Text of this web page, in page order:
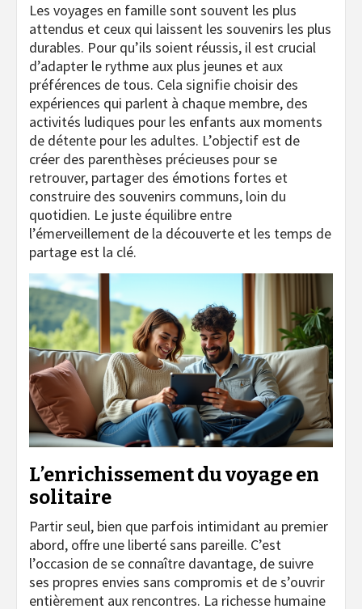
Les voyages en famille sont souvent les plus
attendus et ceux qui laissent les souvenirs les plus
durables. Pour qu’ils soient réussis, il est crucial
d’adapter le rythme aux plus jeunes et aux
préférences de tous. Cela signifie choisir des
expériences qui parlent à chaque membre, des
activités ludiques pour les enfants aux moments
de détente pour les adultes. L’objectif est de
créer des parenthèses précieuses pour se
retrouver, partager des émotions fortes et
construire des souvenirs communs, loin du
quotidien. Le juste équilibre entre
l’émerveillement de la découverte et les temps de
partage est la clé.
L’enrichissement du voyage en
solitaire
Partir seul, bien que parfois intimidant au premier
abord, offre une liberté sans pareille. C’est
l’occasion de se connaître davantage, de suivre
ses propres envies sans compromis et de s’ouvrir
entièrement aux rencontres. La richesse humaine